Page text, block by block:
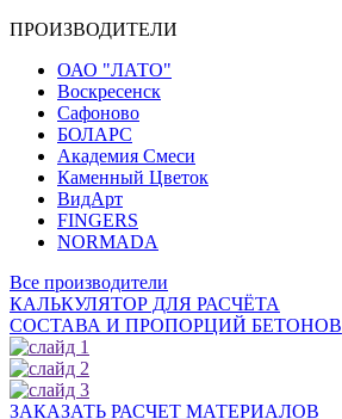
ПРОИЗВОДИТЕЛИ
ОАО "ЛАТО"
Воскресенск
Сафоново
БОЛАРС
Академия Смеси
Каменный Цветок
ВидАрт
FINGERS
NORMADA
Все производители
КАЛЬКУЛЯТОР ДЛЯ РАСЧЁТА
СОСТАВА И ПРОПОРЦИЙ БЕТОНОВ
ЗАКАЗАТЬ РАСЧЕТ МАТЕРИАЛОВ